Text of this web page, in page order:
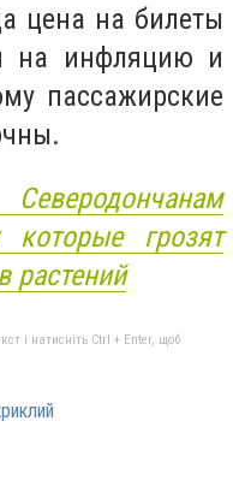
цена на билеты
на инфляцию и
пассажирские
грозят
растений
і натисніть Ctrl + Enter, щоб